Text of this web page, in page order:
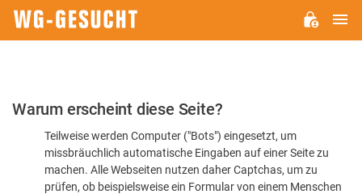
Bitte
dass
Warum erscheint diese Seite?
Teilweise werden Computer ("Bots") eingesetzt, um
missbräuchlich automatische Eingaben auf einer Seite zu
machen. Alle Webseiten nutzen daher Captchas, um zu
prüfen, ob beispielsweise ein Formular von einem Menschen